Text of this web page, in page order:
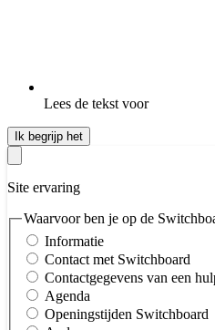
Lees de tekst voor
Ik begrijp het
Site ervaring
Waarvoor ben je op de
Informatie
Contact met Switchboard
Contactgegevens van een
Agenda
Openingstijden Switchboard